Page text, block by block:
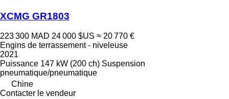
XCMG GR1803
223 300 MAD 24 000 $US ≈ 20 770 €
Engins de terrassement - niveleuse
2021
Puissance 147 kW (200 ch) Suspension
pneumatique/pneumatique
Chine
Contacter le vendeur